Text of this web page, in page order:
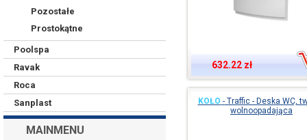
Pozostałe
Prostokątne
Poolspa
Ravak
Roca
Sanplast
MAINMENU
632.22 zł
KOŁO -Traffic - Deska WC,
wolnoopadająca